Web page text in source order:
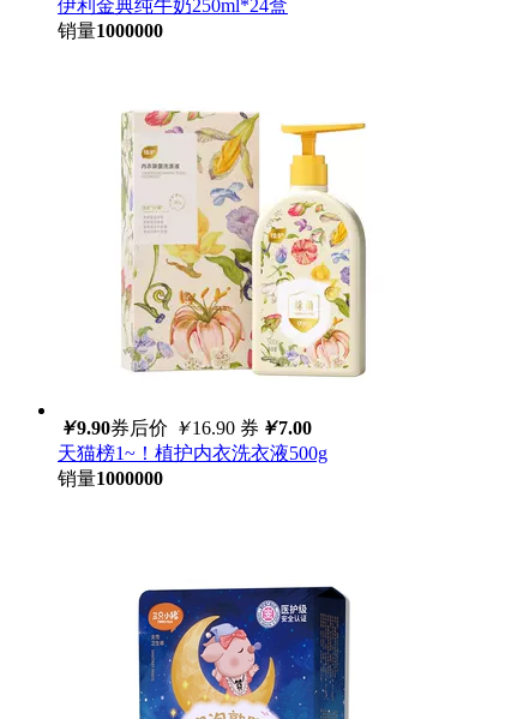
伊利金典纯牛奶250ml*24盒
销量1000000
￥9.90券后价 ￥16.90 券 ￥7.00
天猫榜1~！植护内衣洗衣液500g
销量1000000